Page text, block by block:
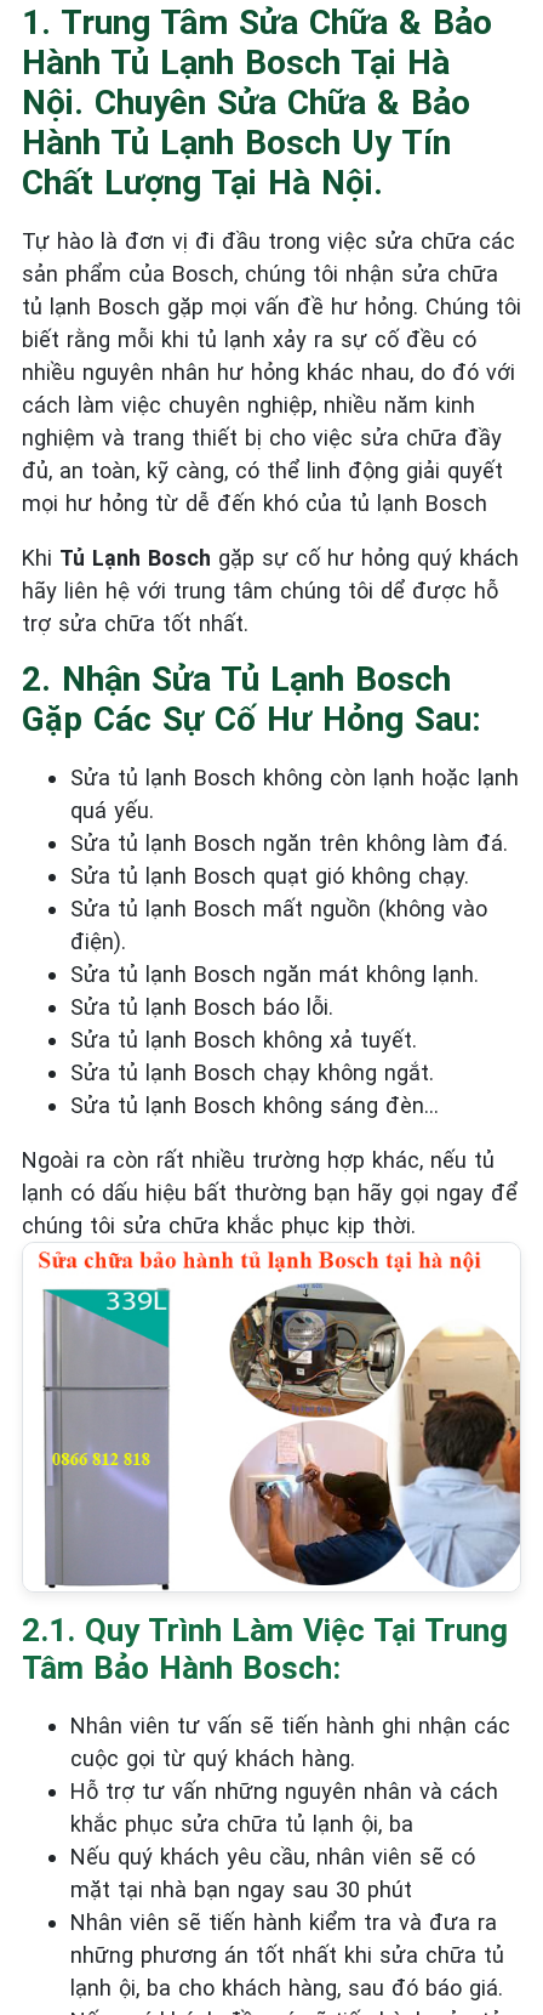
1. Trung Tâm Sửa Chữa & Bảo
Hành Tủ Lạnh Bosch Tại Hà
Nội. Chuyên Sửa Chữa & Bảo
Hành Tủ Lạnh Bosch Uy Tín
Chất Lượng Tại Hà Nội.
Tự hào là đơn vị đi đầu trong việc sửa chữa các
sản phẩm của Bosch, chúng tôi nhận sửa chữa
tủ lạnh Bosch gặp mọi vấn đề hư hỏng. Chúng tôi
biết rằng mỗi khi tủ lạnh xảy ra sự cố đều có
nhiều nguyên nhân hư hỏng khác nhau, do đó với
cách làm việc chuyên nghiệp, nhiều năm kinh
nghiệm và trang thiết bị cho việc sửa chữa đầy
đủ, an toàn, kỹ càng, có thể linh động giải quyết
mọi hư hỏng từ dễ đến khó của tủ lạnh Bosch
Khi Tủ Lạnh Bosch gặp sự cố hư hỏng quý khách
hãy liên hệ với trung tâm chúng tôi dể được hỗ
trợ sửa chữa tốt nhất.
2. Nhận Sửa Tủ Lạnh Bosch
Gặp Các Sự Cố Hư Hỏng Sau:
Sửa tủ lạnh Bosch không còn lạnh hoặc lạnh
quá yếu.
Sửa tủ lạnh Bosch ngăn trên không làm đá.
Sửa tủ lạnh Bosch quạt gió không chạy.
Sửa tủ lạnh Bosch mất nguồn (không vào
điện).
Sửa tủ lạnh Bosch ngăn mát không lạnh.
Sửa tủ lạnh Bosch báo lỗi.
Sửa tủ lạnh Bosch không xả tuyết.
Sửa tủ lạnh Bosch chạy không ngắt.
Sửa tủ lạnh Bosch không sáng đèn…
Ngoài ra còn rất nhiều trường hợp khác, nếu tủ
lạnh có dấu hiệu bất thường bạn hãy gọi ngay để
chúng tôi sửa chữa khắc phục kịp thời.
2.1. Quy Trình Làm Việc Tại Trung
Tâm Bảo Hành Bosch:
Nhân viên tư vấn sẽ tiến hành ghi nhận các
cuộc gọi từ quý khách hàng.
Hỗ trợ tư vấn những nguyên nhân và cách
khắc phục sửa chữa tủ lạnh ội, ba
Nếu quý khách yêu cầu, nhân viên sẽ có
mặt tại nhà bạn ngay sau 30 phút
Nhân viên sẽ tiến hành kiểm tra và đưa ra
những phương án tốt nhất khi sửa chữa tủ
lạnh ội, ba cho khách hàng, sau đó báo giá.